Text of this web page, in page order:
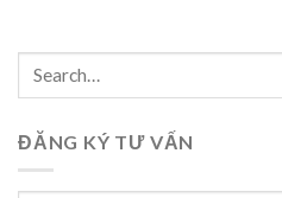
ĐĂNG KÝ TƯ VẤN